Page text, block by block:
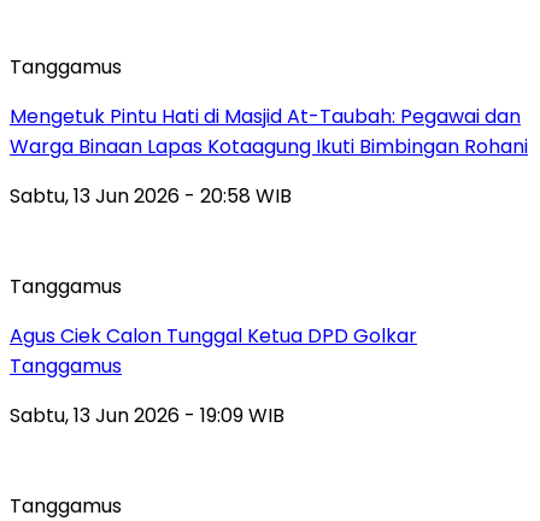
Tanggamus
Mengetuk Pintu Hati di Masjid At-Taubah: Pegawai dan
Warga Binaan Lapas Kotaagung Ikuti Bimbingan Rohani
Sabtu, 13 Jun 2026 - 20:58 WIB
Tanggamus
Agus Ciek Calon Tunggal Ketua DPD Golkar
Tanggamus
Sabtu, 13 Jun 2026 - 19:09 WIB
Tanggamus